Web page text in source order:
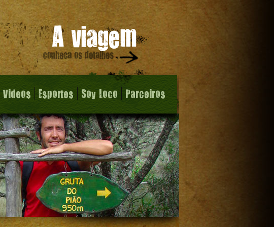
Videos Esportes Soy Loco Parceiros